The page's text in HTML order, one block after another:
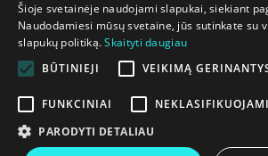
Šioje svetainėje naudojami slapukai, siekiant
Naudodamiesi mūsų svetaine, jūs sutinkate su
slapukų politiką.Skaityti daugiau
BŪTINIEJI
VEIKIMĄ
FUNKCINIAI
NEKLASIFIKUOJAMI
PARODYTI DETALIAU